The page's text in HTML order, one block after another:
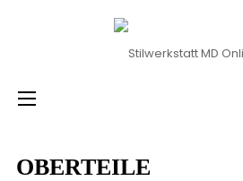
Umschalten
☰
OBERTEILE